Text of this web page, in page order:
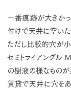
一番痕跡が大きか
付けで天井に空い
ただし比較的穴が
セミトライアングル
の樹液の様なものが
賃貸で天井に穴をあ